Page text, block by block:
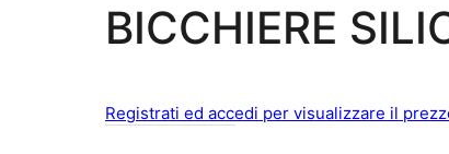
BICCHIERE
Registrati ed accedi per visualizzare il